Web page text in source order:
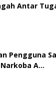
Antar
Pengguna
A…